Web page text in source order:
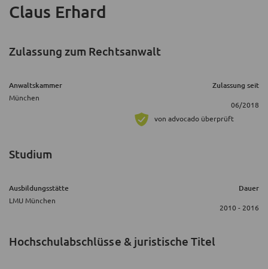
Claus Erhard
Zulassung zum Rechtsanwalt
Anwaltskammer Zulassung seit
München
06/2018
von advocado überprüft
Studium
Ausbildungsstätte Dauer
LMU München
2010 - 2016
Hochschulabschlüsse & juristische Titel